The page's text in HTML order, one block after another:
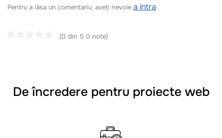
Pentru a lăsa un comentariu, aveți nevoie a intra
(0 din 5 0 note)
De încredere pentru proiecte web